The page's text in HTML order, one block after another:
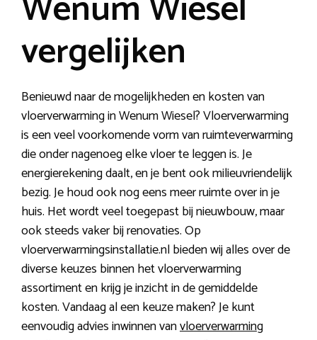
vergelijken
Benieuwd naar de mogelijkheden en kosten van
vloerverwarming in Wenum Wiesel? Vloerverwarming
is een veel voorkomende vorm van ruimteverwarming
die onder nagenoeg elke vloer te leggen is. Je
energierekening daalt, en je bent ook milieuvriendelijk
bezig. Je houd ook nog eens meer ruimte over in je
huis. Het wordt veel toegepast bij nieuwbouw, maar
ook steeds vaker bij renovaties. Op
vloerverwarmingsinstallatie.nl bieden wij alles over de
diverse keuzes binnen het vloerverwarming
assortiment en krijg je inzicht in de gemiddelde
kosten. Vandaag al een keuze maken? Je kunt
eenvoudig advies inwinnen vanvloerverwarming